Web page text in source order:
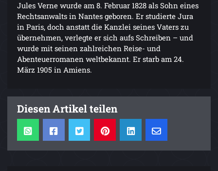
Jules Verne wurde am 8. Februar 1828 als Sohn eines
Rechtsanwalts in Nantes geboren. Er studierte Jura
in Paris, doch anstatt die Kanzlei seines Vaters zu
übernehmen, verlegte er sich aufs Schreiben – und
wurde mit seinen zahlreichen Reise- und
Abenteuerromanen weltbekannt. Er starb am 24.
März 1905 in Amiens.
Diesen Artikel teilen